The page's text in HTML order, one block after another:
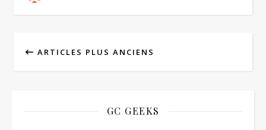
ARTICLES PLUS ANCIENS
GC GEEKS